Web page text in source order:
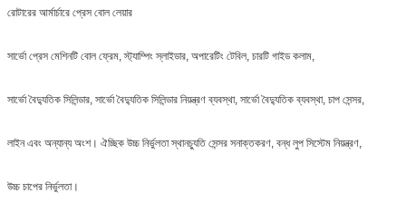
রোটারের আর্মার্চারে প্রেস বোল লেয়ার
সার্ভো প্রেস মেশিনটি বোল ফ্রেম, স্ট্যাম্পিং স্লাইডার, অপারেটিং টেবিল, চারটি গাইড কলাম,
সার্ভো বৈদ্যুতিক সিলিন্ডার, সার্ভো বৈদ্যুতিক সিলিন্ডার নিয়ন্ত্রণ ব্যবস্থা, সার্ভো বৈদ্যুতিক ব্যবস্থা, চাপ সেন্সর,
লাইন এবং অন্যান্য অংশ। ঐচ্ছিক উচ্চ নির্ভুলতা স্থানচ্যুতি সেন্সর সনাক্তকরণ, বন্ধ লুপ সিস্টেম নিয়ন্ত্রণ,
উচ্চ চাপের নির্ভুলতা।